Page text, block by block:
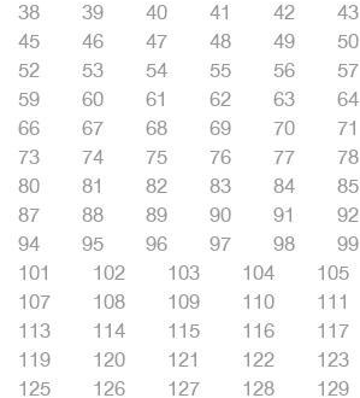
38
39 40 41 42 43
45
46 47 48 49 50
52
53 54 55 56 57
59
60 61 62 63 64
66
67 68 69 70 71
73
74 75 76 77 78
80
81 82 83 84 85
87
88 89 90 91 92
94
95 96 97 98 99
101
102 103 104 105
107
108 109 110 111
113
114 115 116 117
119
120 121 122 123
125
126 127 128 129